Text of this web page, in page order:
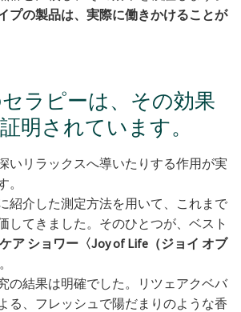
の製品は、実際に働きかけることが
ラピーは、その効果
明されています。
いリラックスへ導いたりする作用が実
紹介した測定方法を用いて、これまで
してきました。そのひとつが、ベスト
ケア ショワー〈Joy of Life（ジョイ オブ
の結果は明確でした。リツェアクベバ
る、フレッシュで陽だまりのような香